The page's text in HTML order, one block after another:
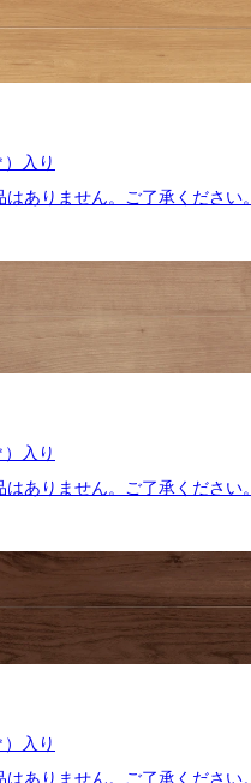
入り
ありません。ご了承ください。
入り
ありません。ご了承ください。
入り
ありません。ご了承ください。